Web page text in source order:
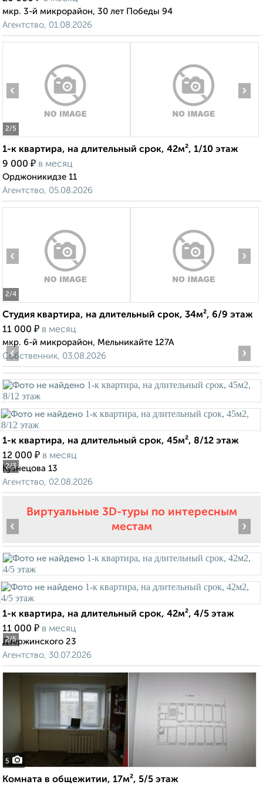
мкр. 3-й микрорайон, 30 лет Победы 94
Агентство, 01.08.2026
2/5
‹ ›
1-к квартира, на длительный срок, 42м², 1/10 этаж
9 000 ₽ в месяц
Орджоникидзе 11
Агентство, 05.08.2026
2/4
‹ ›
Студия квартира, на длительный срок, 34м², 6/9 этаж
11 000 ₽ в месяц
мкр. 6-й микрорайон, Мельникайте 127А
Собственник, 03.08.2026
2/3
‹ ›
1-к квартира, на длительный срок, 45м², 8/12 этаж
12 000 ₽ в месяц
Кузнецова 13
Агентство, 02.08.2026
Виртуальные 3D-туры по интересным
местам
2/5
‹ ›
1-к квартира, на длительный срок, 42м², 4/5 этаж
11 000 ₽ в месяц
Дзержинского 23
Агентство, 30.07.2026
5
Комната в общежитии, 17м², 5/5 этаж